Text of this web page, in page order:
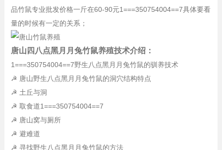
品竹鼠专业批发价格一斤在60-90元1===350754004==7具体要看
量的时候有一定的关系；
唐山四八点黑月月兔竹鼠养殖技术介绍：
1===350754004==7野生八点黑月月兔竹鼠的驯养技术
☭ 唐山野生八点黑月月兔竹鼠的洞穴结构特点
☭ 土丘与洞
☭ 取食道1===350754004==7
☭ 唐山窝与厕所
☭ 避难道
☭ 寻找野生八点黑月月兔竹鼠的方法